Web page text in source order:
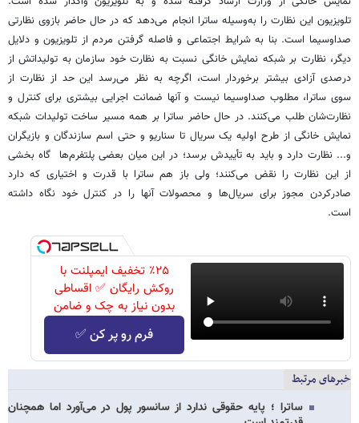
تلویزیون این نظارت را به‌وسیله ساترا انجام می‌دهد که در حال حاضر بازوی نظارتی
صداوسیما است. بنا به شرایط اجتماعی و فاصله گرفتن مردم از تلویزیون و دلایل
دیگر، نظارت بر شبکه نمایش خانگی نسبت به نظارت خود سازمان به تولیداتش از
درصدی آزادی بیشتر برخوردار است، اگرچه به نظر می‌رسد این حد از نظارت از
سوی ساترا، مطلوب صداوسیما نیست و آنها ضمانت اجرایی بیشتری برای کنترل و
نظارت‌شان طلب می‌کنند. در حال حاضر ساترا بر همه مسیر ساخت تولیدات شبکه
نمایش خانگی از طرح‌ اولیه یک سریال تا سناریو و حتی اسم سازندگان و بازیگران
و... نظارت دارد و باید به تأییدش برسد؛ در این میان بعضی پلتفرم‌ها گاه بخشی
از این نظارت را نقض می‌کنند؛ ولی باز هم ساترا با قدرت و اختیاری که دارد
صادرکردن مجوز برای سریال‌ها و محصولات آنها را در کنترل خود نگاه داشته
است.
٪۲۵ تخفیف ایمپلنت با
روکش رایگان ✅ اقساطی
بدون نیاز به چک و ضامن
فرم رو پر کن ✅
خبرهای مرتبط
ساترا ؛ پایه حقوقی ندارد از سانسور پول در می‌آورد اما همچنان